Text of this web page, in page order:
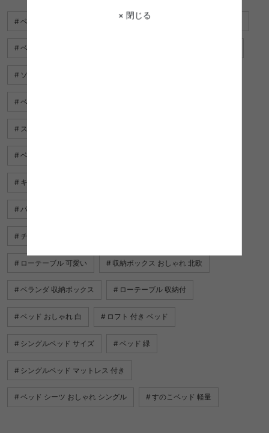
× 閉じる
ベッド フレーム クイーン パントリー 収納 ボックス おすすめ
ベッド フレーム すのこ ダブル
ソファ ベッド インテリア
ベッド サイド テーブル ガラス
スライド 収納
ベッド 充電
キッチン収納 キャビネット
パイプベッド 白
チェスト ベッド
ローテーブル 可愛い 収納ボックス おしゃれ 北欧
ベランダ 収納ボックス ローテーブル 収納付
ベッド おしゃれ 白 ロフト 付き ベッド
シングルベッド サイズ ベッド 緑
シングルベッド マットレス 付き
ベッド シーツ おしゃれ シングル すのこベッド 軽量